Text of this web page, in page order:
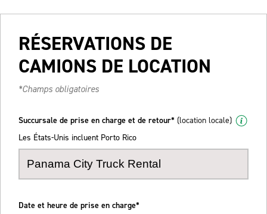
RÉSERVATIONS DE
CAMIONS DE LOCATION
*Champs obligatoires
Succursale de prise en charge et de retour* (location locale)
Les États-Unis incluent Porto Rico
Date et heure de prise en charge*